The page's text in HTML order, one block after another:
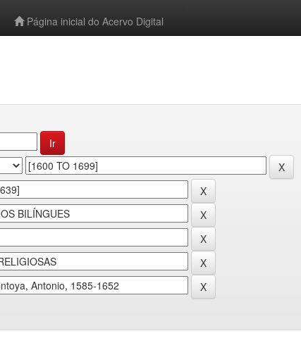
Página inicial do Acervo Digital